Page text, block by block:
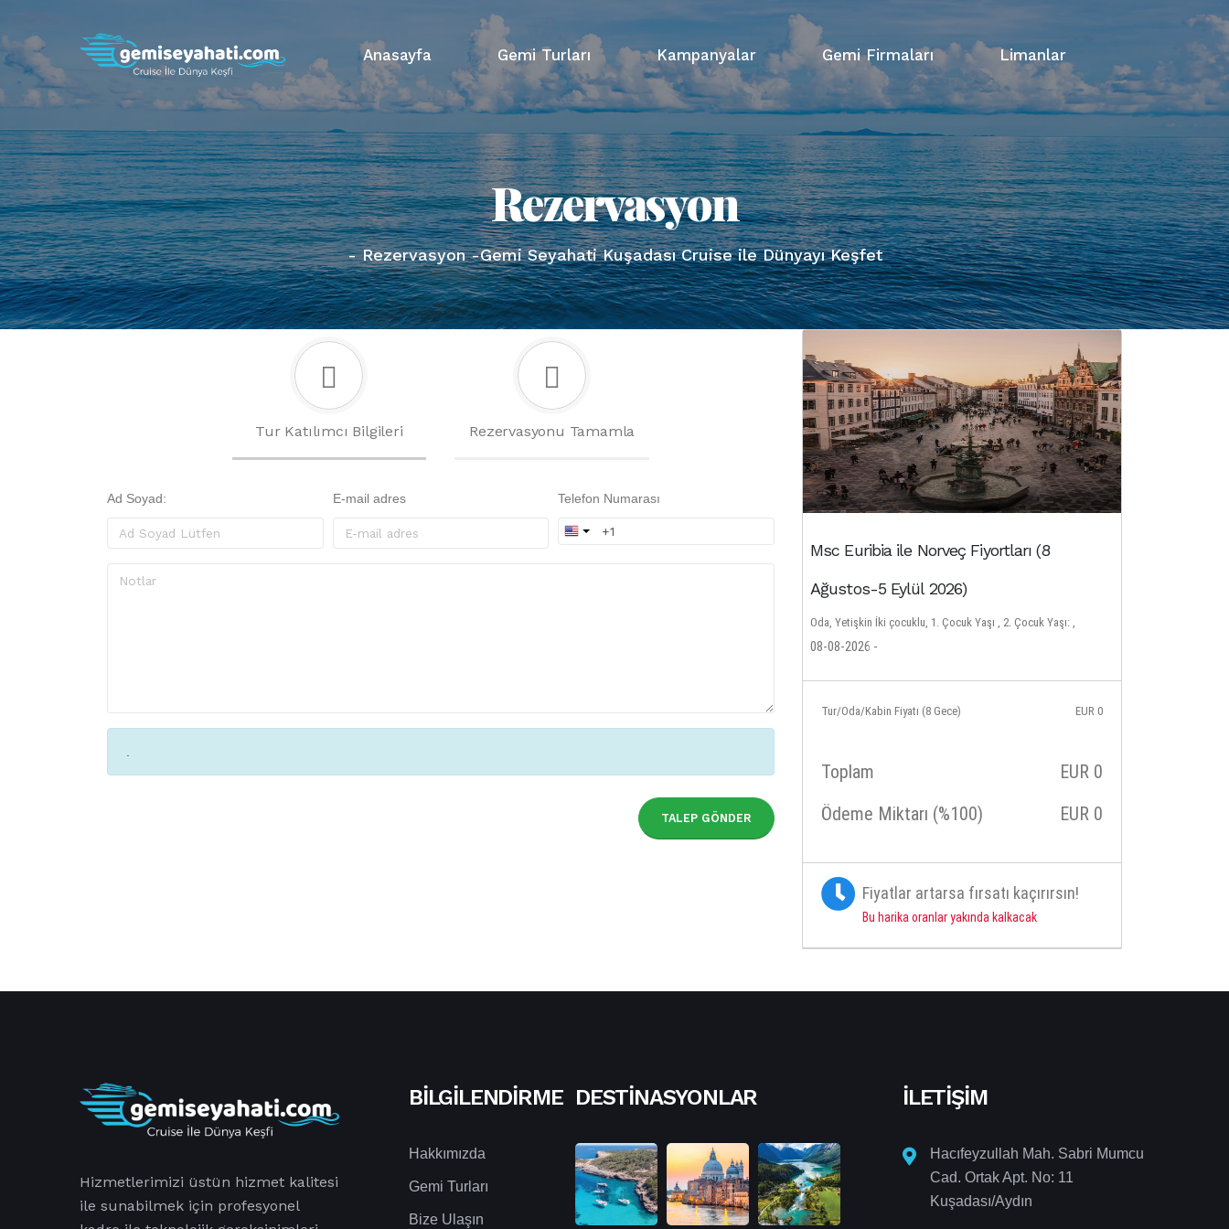
Anasayfa Gemi Turları Kampanyalar Gemi Firmaları Limanlar
Rezervasyon
- Rezervasyon -Gemi Seyahati Kuşadası Cruise ile Dünyayı Keşfet
Tur Katılımcı Bilgileri Rezervasyonu Tamamla
Ad Soyad: E-mail adres Telefon Numarası
.
TALEP GÖNDER
Msc Euribia ile Norveç Fiyortları (8
Ağustos-5 Eylül 2026)
Oda, Yetişkin İki çocuklu, 1. Çocuk Yaşı , 2. Çocuk Yaşı: ,
08-08-2026 -
Tur/Oda/Kabin Fiyatı (8 Gece) EUR 0
Toplam EUR 0
Ödeme Miktarı (%100)
EUR 0
Fiyatlar artarsa fırsatı kaçırırsın!
Bu harika oranlar yakında kalkacak
Hizmetlerimizi üstün hizmet kalitesi
ile sunabilmek için profesyonel
BILGILENDIRME
Hakkımızda
Gemi Turları
Bize Ulaşın
DESTINASYONLAR İLETIŞIM
Hacıfeyzullah Mah. Sabri Mumcu
Cad. Ortak Apt. No: 11
Kuşadası/Aydın